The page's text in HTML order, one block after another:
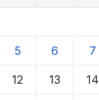
5 6 7
12 13 14